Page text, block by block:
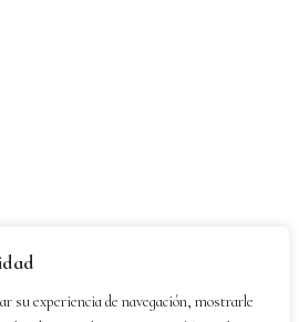
su experiencia de navegación, mostrarle